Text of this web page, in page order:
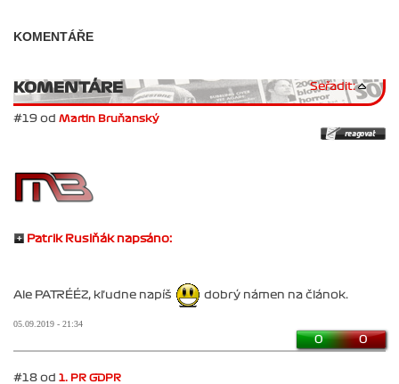
KOMENTÁŘE
KOMENTÁRE Seřadit:
#19 od Martin Bruňanský
Patrik Rusiňák napsáno:
Ale PATRÉÉZ, kľudne napíš dobrý námen na článok.
05.09.2019 - 21:34
0 0
#18 od 1. PR GDPR